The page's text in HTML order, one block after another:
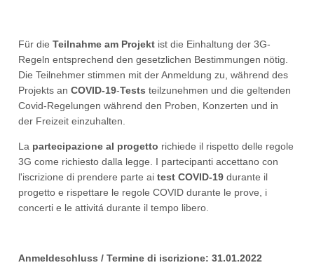
Für dieTeilnahme am Projekt ist die Einhaltung der 3G-
Regeln entsprechend den gesetzlichen Bestimmungen nötig.
Die Teilnehmer stimmen mit der Anmeldung zu, während des
Projekts anCOVID-19-Tests teilzunehmen und die geltenden
Covid-Regelungen während den Proben, Konzerten und in
der Freizeit einzuhalten.
La partecipazione al progetto richiede il rispetto delle regole
3G come richiesto dalla legge. I partecipanti accettano con
l'iscrizione di prendere parte aitest COVID-19 durante il
progetto e rispettare le regole COVID durante le prove, i
concerti e le attivitá durante il tempo libero.
Anmeldeschluss / Termine di iscrizione: 31.01.2022